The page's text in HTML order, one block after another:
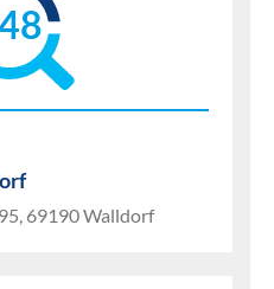
69190 Walldorf